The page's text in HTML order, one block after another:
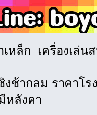
เหล็ก เครื่องเล่น
งช้ากลม ราคาโร
หลังคา